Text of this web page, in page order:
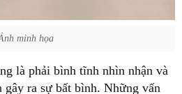
minh họa
là phải bình tĩnh nhìn nhận và
gây ra sự bất bình. Những vấn